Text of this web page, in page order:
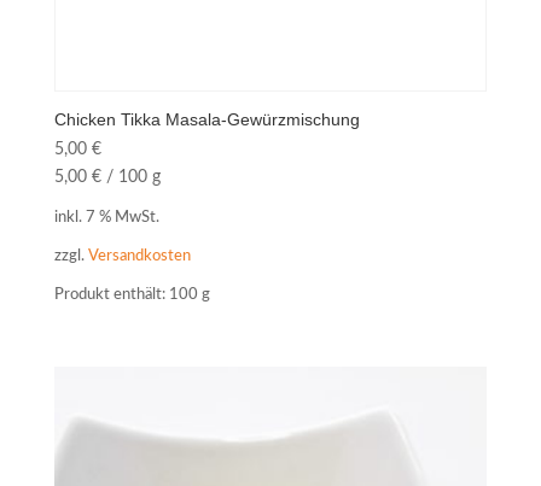
Chicken Tikka Masala-Gewürzmischung
5,00 €
5,00 €/ 100 g
inkl. 7 % MwSt.
zzgl. Versandkosten
Produkt enthält: 100 g